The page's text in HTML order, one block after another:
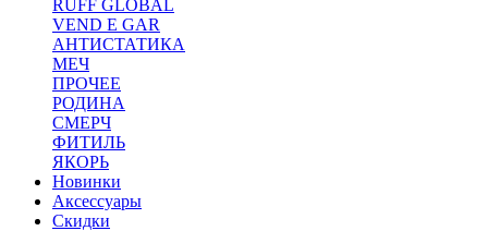
RUFF GLOBAL
VEND E GAR
АНТИСТАТИКА
МЕЧ
ПРОЧЕЕ
РОДИНА
СМЕРЧ
ФИТИЛЬ
ЯКОРЬ
Новинки
Аксессуары
Скидки